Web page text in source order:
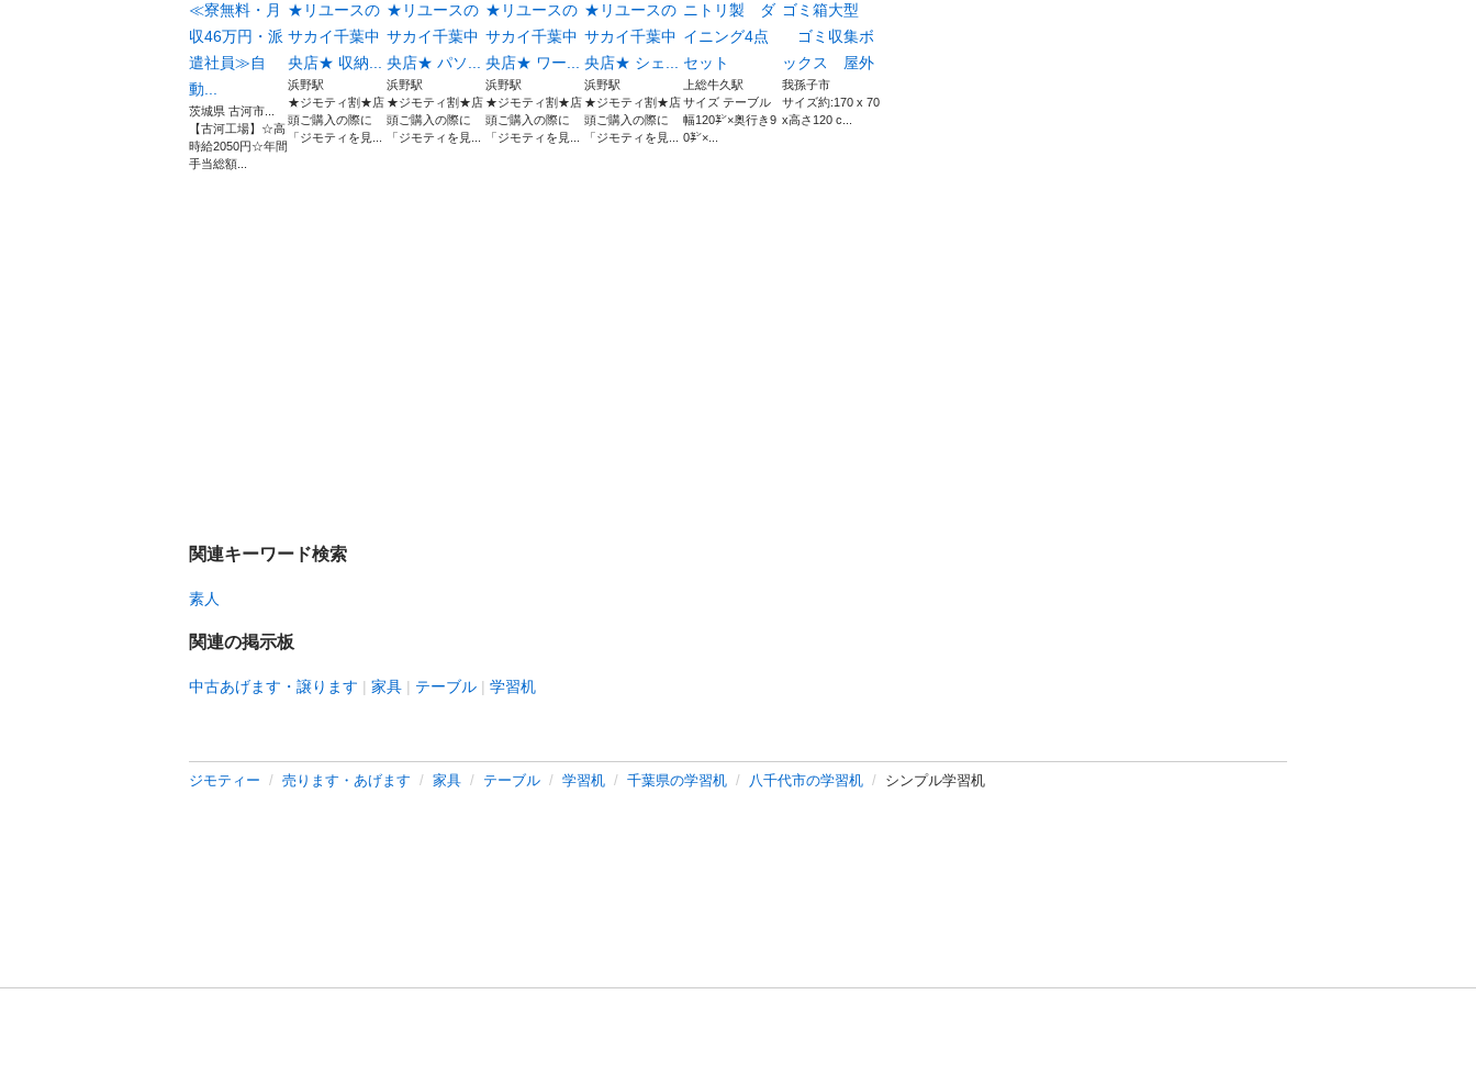
≪寮無料・月
収46万円・派
遣社員≫自
動...
茨城県 古河市...
【古河工場】☆高
時給2050円☆年間
手当総額...
★リユースの
サカイ千葉中
央店★ 収納...
浜野駅
★ジモティ割★店
頭ご購入の際に
「ジモティを見...
★リユースの
サカイ千葉中
央店★ パソ...
浜野駅
★ジモティ割★店
頭ご購入の際に
「ジモティを見...
★リユースの
サカイ千葉中
央店★ ワー...
浜野駅
★ジモティ割★店
頭ご購入の際に
「ジモティを見...
★リユースの
サカイ千葉中
央店★ シェ...
浜野駅
★ジモティ割★店
頭ご購入の際に
「ジモティを見...
ニトリ製 ダ
イニング4点
セット
上総牛久駅
サイズ テーブル
幅120㌢×奥行き9
0㌢×...
ゴミ箱大型
ゴミ収集ボ
ックス 屋外
我孫子市
サイズ約:170 x 70
x高さ120 c...
関連キーワード検索
素人
関連の掲示板
中古あげます・譲ります 家具 テーブル 学習机
ジモティー 売ります・あげます 家具 テーブル 学習机 千葉県の学習机 八千代市の学習机 シンプル学習机